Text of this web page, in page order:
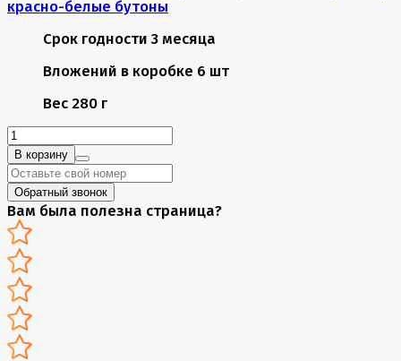
красно-белые бутоны
Срок годности 3 месяца
Вложений в коробке 6 шт
Вес 280 г
В корзину
Обратный звонок
Вам была полезна страница?